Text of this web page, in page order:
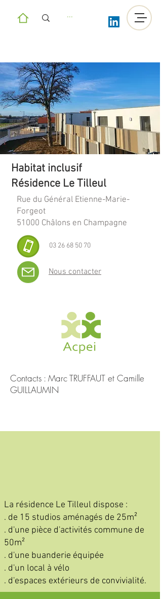
Rue du Général Etienne-Marie-
Forgeot
51000 Châlons en Champagne
03 26 68 50 70
Nous contacter
Contacts : Marc TRUFFAUT et Camille
GUILLAUMIN
Habitat inclusif
Résidence Le Tilleul
La résidence Le Tilleul dispose :
. de 15 studios aménagés de 25m²
. d'une pièce d'activités commune de
50m²
. d'une buanderie équipée
. d'un local à vélo
. d'espaces extérieurs de convivialité.